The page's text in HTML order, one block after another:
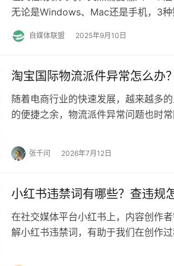
无论是Windows、Mac还是手机，3
入、输入法拼音直输、符号面…
自媒体联盟 2025年9月10日
淘宝国际物流派件异常怎么办
随着电商行业的快速发展，越来越多
的便捷之余，物流派件异常问题也时
张千问 2026年7月12日
小红书违禁词有哪些？查违规
在社交媒体平台小红书上，内容创作
解小红书违禁词，有助于我们在创作